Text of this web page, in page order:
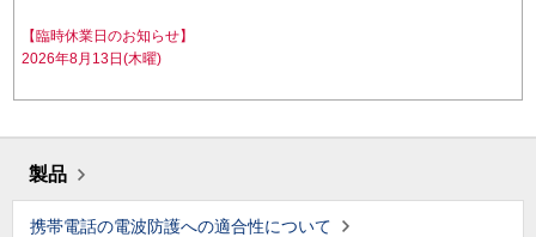
【臨時休業日のお知らせ】
2026年8月13日(木曜)
製品
携帯電話の電波防護への適合性について